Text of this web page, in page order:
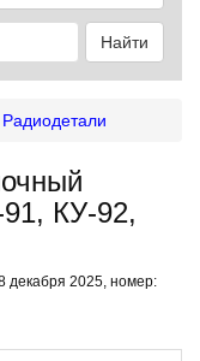
Найти
Радиодетали
КУ-92,
декабря 2025, номер: